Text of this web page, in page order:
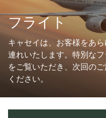
フライト
キャセイは、お客様をあ
連れいたします。特別な
をご覧いただき、次回の
ください。